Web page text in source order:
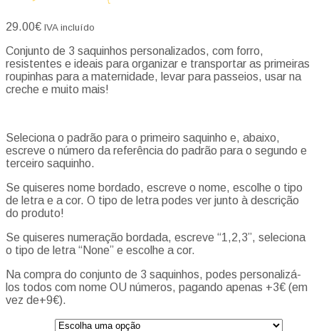
29.00€ IVA incluído
Conjunto de 3 saquinhos personalizados, com forro,
resistentes e ideais para organizar e transportar as primeiras
roupinhas para a maternidade, levar para passeios, usar na
creche e muito mais!
Seleciona o padrão para o primeiro saquinho e, abaixo,
escreve o número da referência do padrão para o segundo e
terceiro saquinho.
Se quiseres nome bordado, escreve o nome, escolhe o tipo
de letra e a cor. O tipo de letra podes ver junto à descrição
do produto!
Se quiseres numeração bordada, escreve “1,2,3”, seleciona
o tipo de letra “None” e escolhe a cor.
Na compra do conjunto de 3 saquinhos, podes personalizá-
los todos com nome OU números, pagando apenas +3€ (em
vez de+9€).